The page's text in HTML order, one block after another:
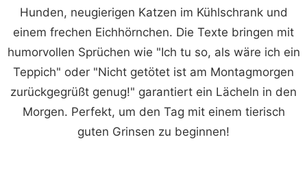
Hunden, neugierigen Katzen im Kühlschrank und
einem frechen Eichhörnchen. Die Texte bringen mit
humorvollen Sprüchen wie "Ich tu so, als wäre ich ein
Teppich" oder "Nicht getötet ist am Montagmorgen
zurückgegrüßt genug!" garantiert ein Lächeln in den
Morgen. Perfekt, um den Tag mit einem tierisch
guten Grinsen zu beginnen!